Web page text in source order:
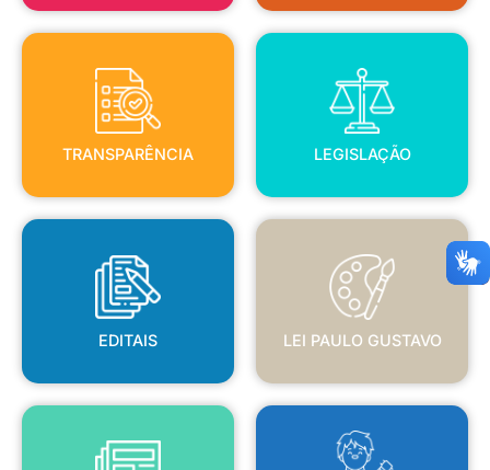
TRANSPARÊNCIA
TRANSPARÊNCIA
LEGISLAÇÃO
LEGISLAÇÃO
EDITAIS
EDITAIS
LEI PAULO GUSTAVO
LEI PAULO GUSTAVO
JORNAL OFICIAL POLÍTICA NACIONAL ALDIR
BLANC